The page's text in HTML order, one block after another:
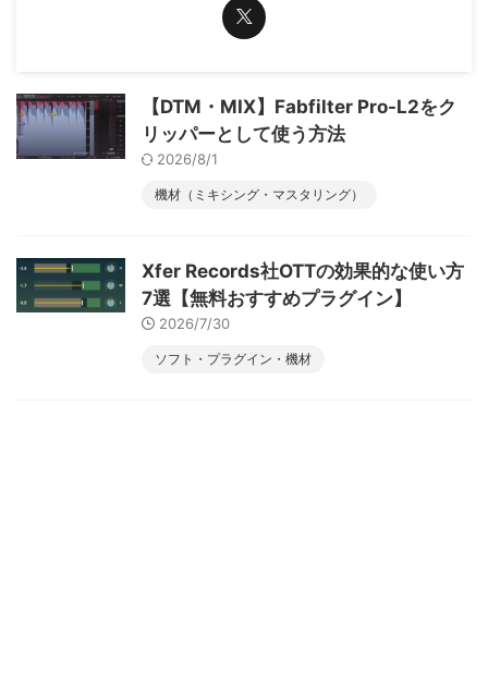
【DTM・MIX】Fabfilter Pro-L2をク
リッパーとして使う方法
2026/8/1
機材（ミキシング・マスタリング）
Xfer Records社OTTの効果的な使い方
7選【無料おすすめプラグイン】
2026/7/30
ソフト・プラグイン・機材